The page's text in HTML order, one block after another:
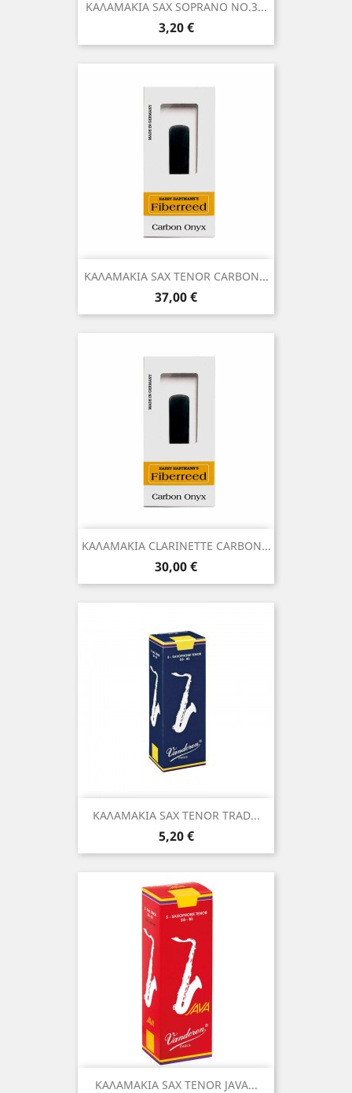
ΚΑΛΑΜΑΚΙΑ SAX SOPRANO NO.3...
Τιμή
3,20 €
ΚΑΛΑΜΑΚΙΑ SAX TENOR CARBON...
Τιμή
37,00 €
ΚΑΛΑΜΑΚΙΑ CLARINETTE CARBON...
Τιμή
30,00 €
ΚΑΛΑΜΑΚΙΑ SAX TENOR TRAD...
Τιμή
5,20 €
ΚΑΛΑΜΑΚΙΑ SAX TENOR JAVA...